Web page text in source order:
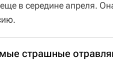
в середине апреля.
страшные